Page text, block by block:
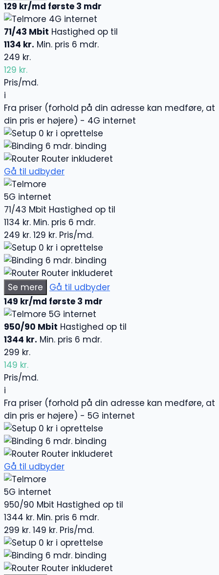
129 kr/md første 3 mdr
4G internet
71/43 Mbit Hastighed op til
1134 kr. Min. pris 6 mdr.
249 kr.
129 kr.
Pris/md.
i
Fra priser (forhold på din adresse kan medføre, at
din pris er højere) - 4G internet
0 kr i oprettelse
6 mdr. binding
Router inkluderet
Gå til udbyder
5G internet
71/43 Mbit Hastighed op til
1134 kr. Min. pris 6 mdr.
249 kr. 129 kr. Pris/md.
0 kr i oprettelse
6 mdr. binding
Router inkluderet
Se mere
Gå til udbyder
149 kr/md første 3 mdr
5G internet
950/90 Mbit Hastighed op til
1344 kr. Min. pris 6 mdr.
299 kr.
149 kr.
Pris/md.
i
Fra priser (forhold på din adresse kan medføre, at
din pris er højere) - 5G internet
0 kr i oprettelse
6 mdr. binding
Router inkluderet
Gå til udbyder
5G internet
950/90 Mbit Hastighed op til
1344 kr. Min. pris 6 mdr.
299 kr. 149 kr. Pris/md.
0 kr i oprettelse
6 mdr. binding
Router inkluderet